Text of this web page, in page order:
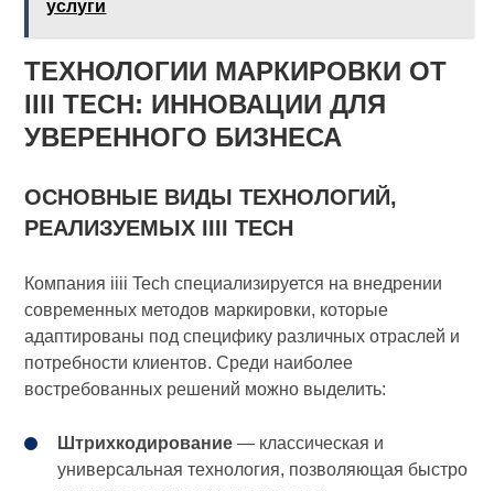
услуги
ТЕХНОЛОГИИ МАРКИРОВКИ ОТ
IIII TECH: ИННОВАЦИИ ДЛЯ
УВЕРЕННОГО БИЗНЕСА
ОСНОВНЫЕ ВИДЫ ТЕХНОЛОГИЙ,
РЕАЛИЗУЕМЫХ IIII TECH
Компания iiii Tech специализируется на внедрении
современных методов маркировки, которые
адаптированы под специфику различных отраслей и
потребности клиентов. Среди наиболее
востребованных решений можно выделить:
Штрихкодирование — классическая и
универсальная технология, позволяющая быстро